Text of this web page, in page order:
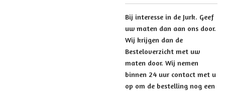
Bij interesse in de Jurk. Geef
uw maten dan aan ons door.
Wij krijgen dan de
Besteloverzicht met uw
maten door. Wij nemen
binnen 24 uur contact met u
op om de bestelling nog een